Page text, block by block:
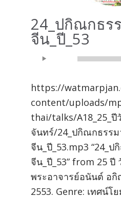
24_ปกิณกธร
จีน_ปี_53
Audio
https://
content/uploads/
thai/talks/A18_25_ปี
จันทร์/24_ปกิณกธรร
จีน_ปี_53.mp3 “24_
จีน_ปี_53” from 25
พระอาจารย์อนันต์ อกิ
2553. Genre: เทศน์โ